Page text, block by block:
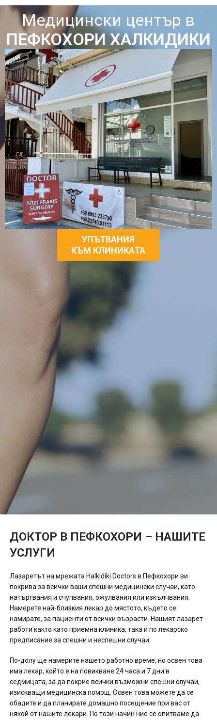
Медицински център в
ПЕФКОХОРИ ХАЛКИДИКИ
УПЪТВАНИЯ
КЪМ КЛИНИКАТА
ДОКТОР В ПЕФКОХОРИ – НАШИТЕ
УСЛУГИ
Лазаретът на мрежата Halkidiki Doctors в Пефкохори ви
покрива за всички ваши спешни медицински случаи, като
натъртвания и счупвания, ожулвания или изкълчвания.
Намерете най-близкия лекар до мястото, където се
намирате, за пациенти от всички възрасти. Нашият лазарет
работи както като приемна клиника, така и по лекарско
предписание за спешни и неспешни случаи.
По-долу ще намерите нашето работно време, но освен това
има лекар, който е на повикване 24 часа и 7 дни в
седмицата, за да покрие всички възможни спешни случаи,
изискващи медицинска помощ. Освен това можете да се
обадите и да планирате домашно посещение при вас от
някой от нашите лекари. По този начин ние се опитваме да